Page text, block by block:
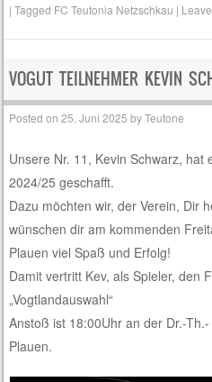
|Tagged FC Teutonia Netzschkau |
VOGUT TEILNEHMER KEVIN
Posted on25. Juni 2025 byTeutone
Unsere Nr. 11, Kevin Schwarz, hat
2024/25 geschafft.
Dazu möchten wir, der Verein, Dir
wünschen dir am kommenden
Plauen viel Spaß und Erfolg!
Damit vertritt Kev, als Spieler, den
„Vogtlandauswahl“
Anstoß ist 18:00Uhr an der Dr.-
Plauen.